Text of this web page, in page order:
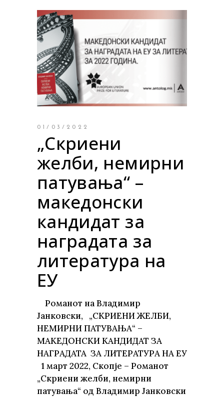
01/03/2022
„Скриени
желби, немирни
патувања“ –
македонски
кандидат за
наградата за
литература на
ЕУ
Романот на Владимир
Јанковски, „СКРИЕНИ ЖЕЛБИ,
НЕМИРНИ ПАТУВАЊА“ –
МАКЕДОНСКИ КАНДИДАТ ЗА
НАГРАДАТА ЗА ЛИТЕРАТУРА НА ЕУ
1 март 2022, Скопје – Романот
„Скриени желби, немирни
патувања“ од Владимир Јанковски